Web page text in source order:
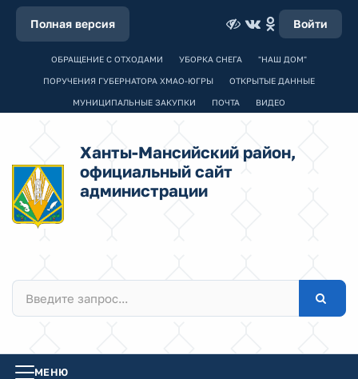
Полная версия Войти
ОБРАЩЕНИЕ С ОТХОДАМИ УБОРКА СНЕГА "НАШ ДОМ"
ПОРУЧЕНИЯ ГУБЕРНАТОРА ХМАО-ЮГРЫ ОТКРЫТЫЕ ДАННЫЕ
МУНИЦИПАЛЬНЫЕ ЗАКУПКИ ПОЧТА ВИДЕО
Ханты-Мансийский район,
официальный сайт
администрации
МЕНЮ